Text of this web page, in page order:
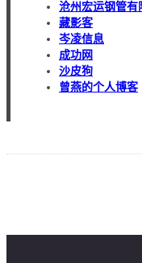
沧州宏运钢管有
藏影客
岑凌信息
成功网
沙皮狗
曾燕的个人博客